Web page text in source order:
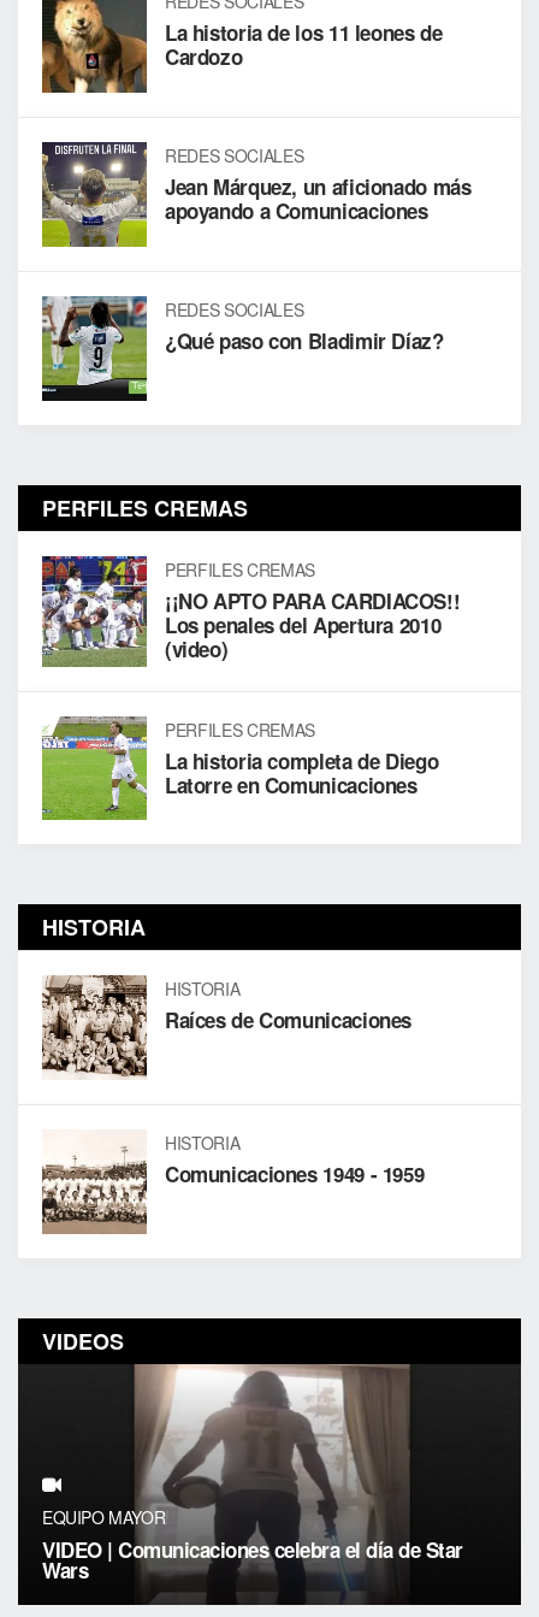
La historia de los 11 leones de
Cardozo
REDES SOCIALES
Jean Márquez, un aficionado más
apoyando a Comunicaciones
REDES SOCIALES
¿Qué paso con Bladimir Díaz?
PERFILES CREMAS
PERFILES CREMAS
¡¡NO APTO PARA CARDIACOS!!
Los penales del Apertura 2010
(video)
PERFILES CREMAS
La historia completa de Diego
Latorre en Comunicaciones
HISTORIA
HISTORIA
Raíces de Comunicaciones
HISTORIA
Comunicaciones 1949 - 1959
VIDEOS
EQUIPO MAYOR
VIDEO | Comunicaciones celebra el día de Star
Wars